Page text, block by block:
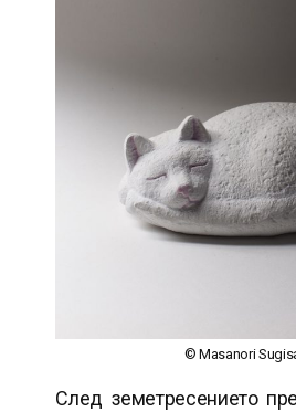
© Masanori
След земетресението